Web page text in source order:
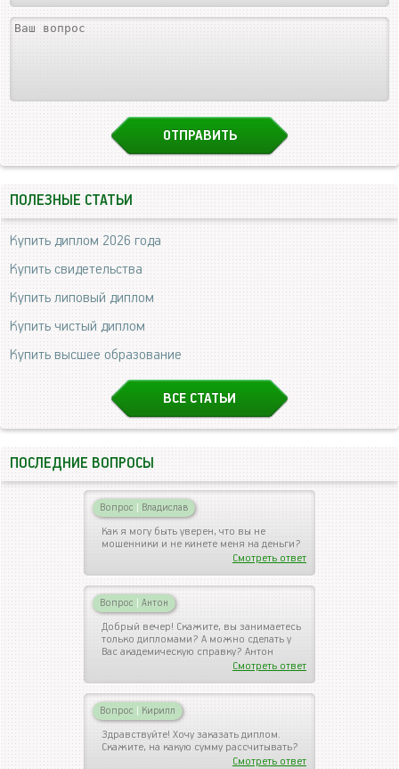
ПОЛЕЗНЫЕ СТАТЬИ
Купить диплом 2026 года
Купить свидетельства
Купить липовый диплом
Купить чистый диплом
Купить высшее образование
ВСЕ СТАТЬИ
ПОСЛЕДНИЕ ВОПРОСЫ
Вопрос | Владислав
Как я могу быть уверен, что вы не
мошенники и не кинете меня на деньги?
Смотреть ответ
Вопрос | Антон
Добрый вечер! Скажите, вы занимаетесь
только дипломами? А можно сделать у
Вас академическую справку? Антон
Смотреть ответ
Вопрос | Кирилл
Здравствуйте! Хочу заказать диплом.
Скажите, на какую сумму рассчитывать?
Смотреть ответ